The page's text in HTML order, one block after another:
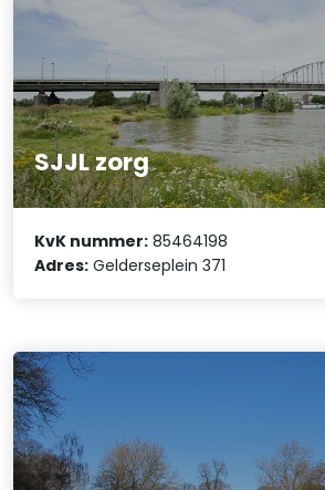
SJJL zorg
KvK nummer: 85464198
Adres: Gelderseplein 371